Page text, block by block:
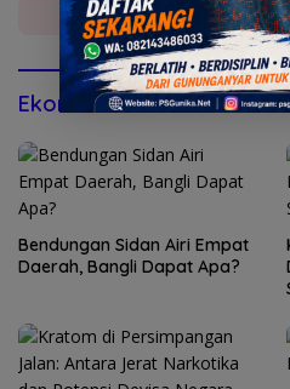
Ekonomi & Bisnis
Bendungan Sidan Airi Empat
Daerah, Bangli Dapat Apa?